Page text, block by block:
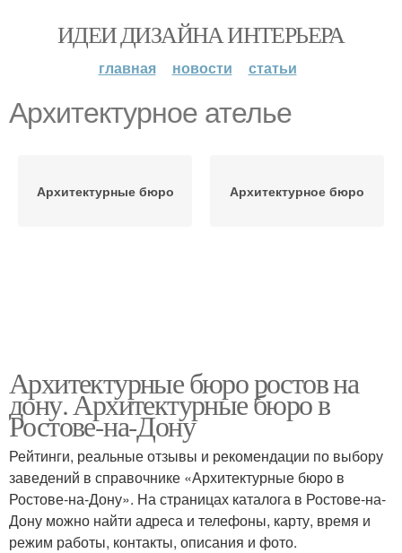
ИДЕИ ДИЗАЙНА ИНТЕРЬЕРА
главная новости статьи
Архитектурное ателье
Архитектурные бюро Архитектурное бюро
Архитектурные бюро ростов на
дону. Архитектурные бюро в
Ростове-на-Дону
Рейтинги, реальные отзывы и рекомендации по выбору
заведений в справочнике «Архитектурные бюро в
Ростове-на-Дону». На страницах каталога в Ростове-на-
Дону можно найти адреса и телефоны, карту, время и
режим работы, контакты, описания и фото.